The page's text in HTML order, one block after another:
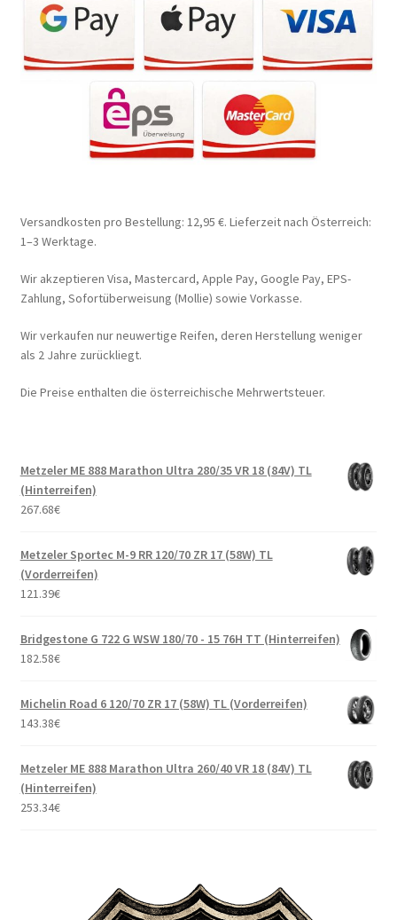
Versandkosten pro Bestellung: 12,95 €. Lieferzeit nach Österreich:
1–3 Werktage.
Wir akzeptieren Visa, Mastercard, Apple Pay, Google Pay, EPS-
Zahlung, Sofortüberweisung (Mollie) sowie Vorkasse.
Wir verkaufen nur neuwertige Reifen, deren Herstellung weniger
als 2 Jahre zurückliegt.
Die Preise enthalten die österreichische Mehrwertsteuer.
Metzeler ME 888 Marathon Ultra 280/35 VR 18 (84V) TL
(Hinterreifen)
267.68€
Metzeler Sportec M-9 RR 120/70 ZR 17 (58W) TL
(Vorderreifen)
121.39€
Bridgestone G 722 G WSW 180/70 - 15 76H TT (Hinterreifen)
182.58€
Michelin Road 6 120/70 ZR 17 (58W) TL (Vorderreifen)
143.38€
Metzeler ME 888 Marathon Ultra 260/40 VR 18 (84V) TL
(Hinterreifen)
253.34€